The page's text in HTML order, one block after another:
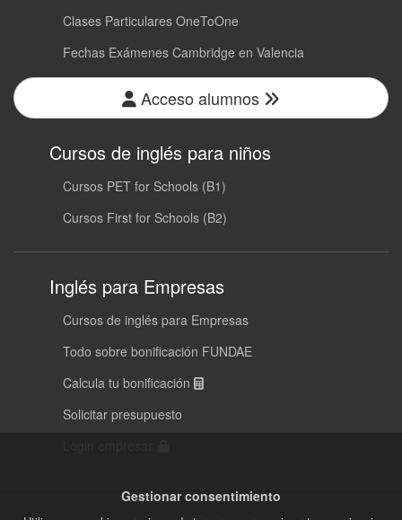
Clases Particulares OneToOne
Fechas Exámenes Cambridge en Valencia
Acceso alumnos
Cursos de inglés para niños
Cursos PET for Schools (B1)
Cursos First for Schools (B2)
Inglés para Empresas
Cursos de inglés para Empresas
Todo sobre bonificación FUNDAE
Calcula tu bonificación
Solicitar presupuesto
Gestionar consentimiento